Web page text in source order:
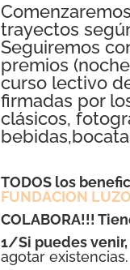
trayectos
Seguiremos
premios
curso lectivo
firmadas por
clásicos,
TODOS los
FUNDACION
COLABORA!!!
1/Si puedes venir,
agotar existencias.